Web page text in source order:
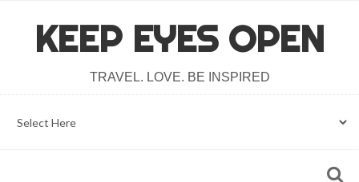
KEEP EYES OPEN
TRAVEL. LOVE. BE INSPIRED